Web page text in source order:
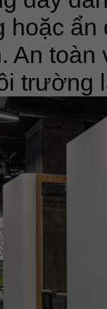
An
trường